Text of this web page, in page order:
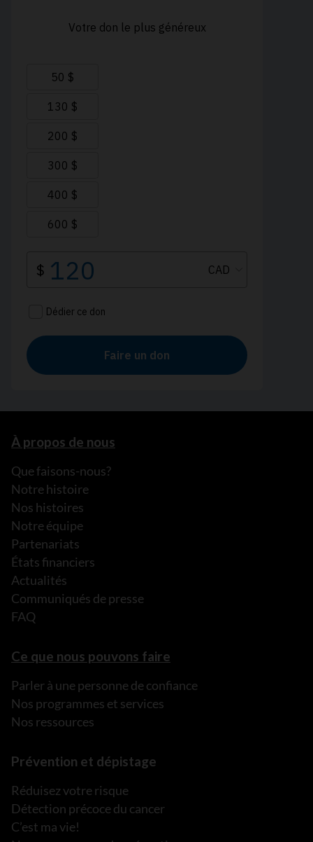
À propos de nous
Que faisons-nous?
Notre histoire
Nos histoires
Notre équipe
Partenariats
États financiers
Actualités
Communiqués de presse
FAQ
Ce que nous pouvons faire
Parler à une personne de confiance
Nos programmes et services
Nos ressources
Prévention et dépistage
Réduisez votre risque
Détection précoce du cancer
C’est ma vie!